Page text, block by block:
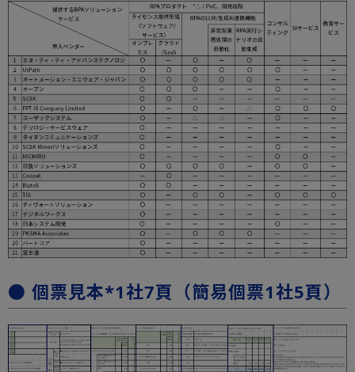
● 個票見本*1社7頁（簡易個票1社5頁）